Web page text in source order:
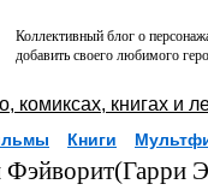
Коллективный блог о
добавить своего любимого
комиксах, книгах и
Книги